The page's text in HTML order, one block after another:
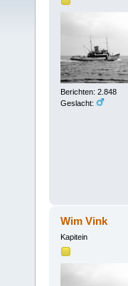
Berichten: 2.848
Geslacht:
Wim Vink
Kapitein